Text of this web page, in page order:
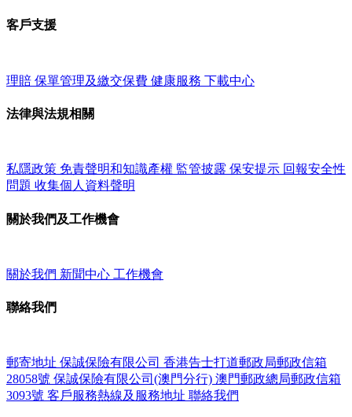
客戶支援
理賠 保單管理及繳交保費 健康服務 下載中心
法律與法規相關
私隱政策 免責聲明和知識產權 監管披露 保安提示 回報安全性
問題 收集個人資料聲明
關於我們及工作機會
關於我們 新聞中心 工作機會
聯絡我們
郵寄地址 保誠保險有限公司 香港告士打道郵政局郵政信箱
28058號 保誠保險有限公司(澳門分行) 澳門郵政總局郵政信箱
3093號 客戶服務熱線及服務地址 聯絡我們